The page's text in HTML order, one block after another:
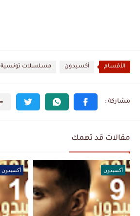
الأقسام أكسيدون مسلسلات تونسية
مقالات قد تهمك
أكسيدون أكسيدون